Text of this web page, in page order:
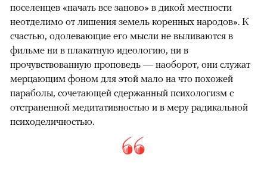
поселенцев «начать все заново» в дикой местности
неотделимо от лишения земель коренных народов». К
счастью, одолевающие его мысли не выливаются в
фильме ни в плакатную идеологию, ни в
прочувствованную проповедь — наоборот, они служат
мерцающим фоном для этой мало на что похожей
параболы, сочетающей сдержанный психологизм с
отстраненной медитативностью и в меру радикальной
психоделичностью.